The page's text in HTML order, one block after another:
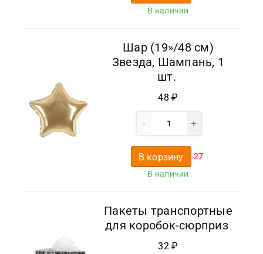
В наличии
Шар (19»/48 см)
Звезда, Шампань, 1
шт.
48 ₽
В корзину
27
В наличии
Пакеты транспортные
для коробок-сюрприз
32 ₽